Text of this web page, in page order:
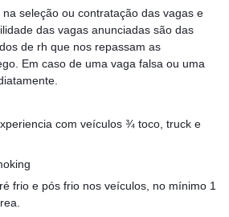
seleção ou contratação das vagas e
das vagas anunciadas são das
de rh que nos repassam as
Em caso de uma vaga falsa ou uma
com veículos ¾ toco, truck e
frio e pós frio nos veículos, no mínimo 1